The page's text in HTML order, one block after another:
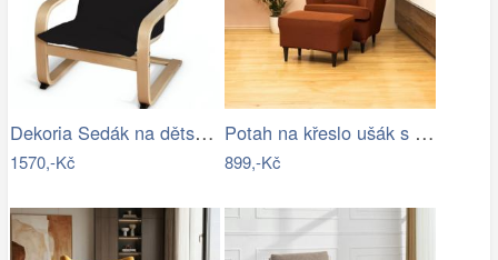
Dekoria Sedák na dětské křeslo IKEA…
1570,-Kč
Potah na křeslo ušák s podsedákem…
899,-Kč